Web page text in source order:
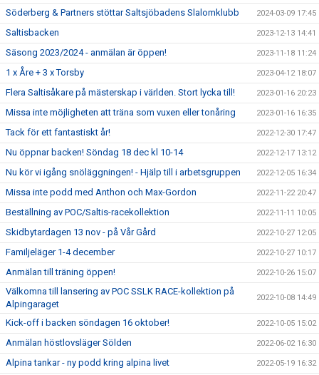
Söderberg & Partners stöttar Saltsjöbadens Slalomklubb 2024-03-09 17:45
Saltisbacken 2023-12-13 14:41
Säsong 2023/2024 - anmälan är öppen! 2023-11-18 11:24
1 x Åre + 3 x Torsby 2023-04-12 18:07
Flera Saltisåkare på mästerskap i världen. Stort lycka till! 2023-01-16 20:23
Missa inte möjligheten att träna som vuxen eller tonåring 2023-01-16 16:35
Tack för ett fantastiskt år! 2022-12-30 17:47
Nu öppnar backen! Söndag 18 dec kl 10-14 2022-12-17 13:12
Nu kör vi igång snöläggningen! - Hjälp till i arbetsgruppen 2022-12-05 16:34
Missa inte podd med Anthon och Max-Gordon 2022-11-22 20:47
Beställning av POC/Saltis-racekollektion 2022-11-11 10:05
Skidbytardagen 13 nov - på Vår Gård 2022-10-27 12:05
Familjeläger 1-4 december 2022-10-27 10:17
Anmälan till träning öppen! 2022-10-26 15:07
Välkomna till lansering av POC SSLK RACE-kollektion på
Alpingaraget
2022-10-08 14:49
Kick-off i backen söndagen 16 oktober! 2022-10-05 15:02
Anmälan höstlovsläger Sölden 2022-06-02 16:30
Alpina tankar - ny podd kring alpina livet 2022-05-19 16:32